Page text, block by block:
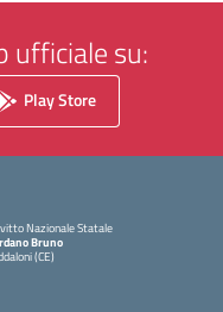
ufficiale su:
Play Store
Nazionale Statale
Bruno
(CE)